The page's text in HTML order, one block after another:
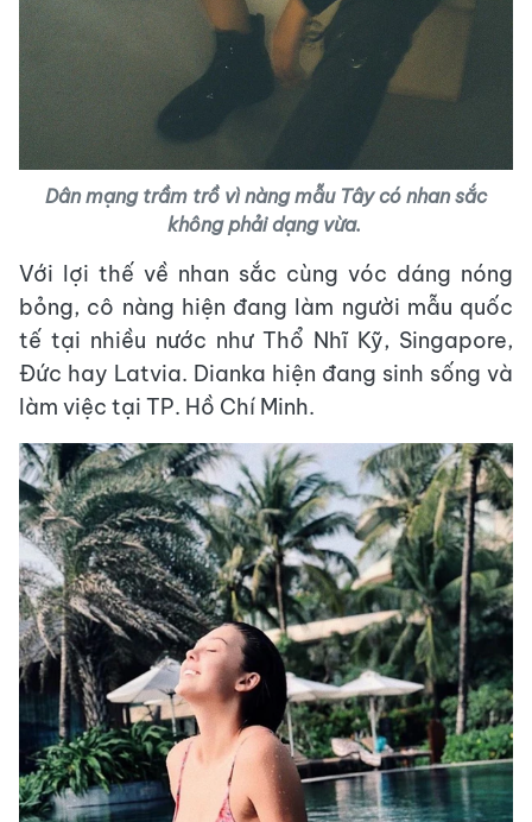
Dân mạng trầm trồ vì nàng mẫu Tây có nhan sắc
không phải dạng vừa.
Với lợi thế về nhan sắc cùng vóc dáng nóng
bỏng, cô nàng hiện đang làm người mẫu quốc
tế tại nhiều nước như Thổ Nhĩ Kỹ, Singapore,
Đức hay Latvia. Dianka hiện đang sinh sống và
làm việc tại TP. Hồ Chí Minh.